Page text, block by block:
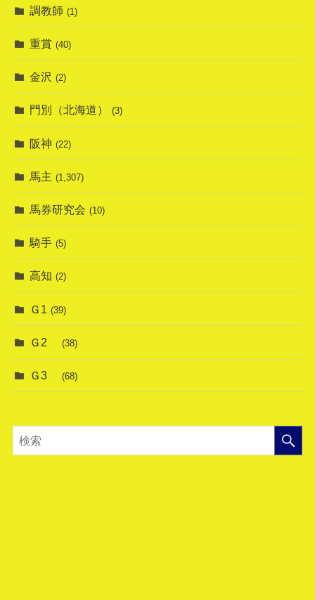
調教師 (1)
重賞 (40)
金沢 (2)
門別（北海道） (3)
阪神 (22)
馬主 (1,307)
馬券研究会 (10)
騎手 (5)
高知 (2)
Ｇ1 (39)
Ｇ2 (38)
Ｇ3 (68)